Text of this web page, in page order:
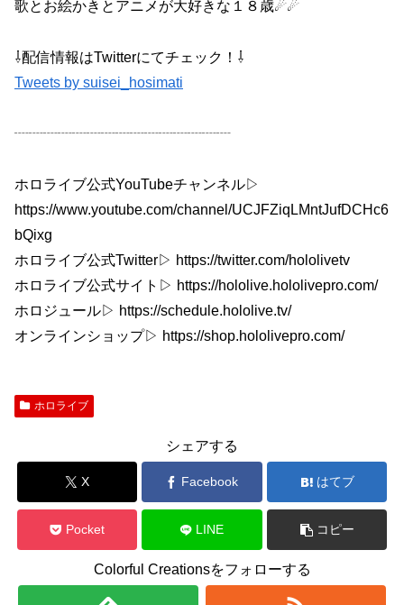
歌とお絵かきとアニメが大好きな１８歳☄☄
⇩配信情報はTwitterにてチェック！⇩
Tweets by suisei_hosimati
┈┈┈┈┈┈┈┈┈┈┈┈┈┈┈
ホロライブ公式YouTubeチャンネル▷
https://www.youtube.com/channel/UCJFZiqLMntJufDCHc6
bQixg
ホロライブ公式Twitter▷ https://twitter.com/hololivetv
ホロライブ公式サイト▷ https://hololive.hololivepro.com/
ホロジュール▷ https://schedule.hololive.tv/
オンラインショップ▷ https://shop.hololivepro.com/
ホロライブ
シェアする
X Facebook はてブ
Pocket LINE コピー
Colorful Creationsをフォローする